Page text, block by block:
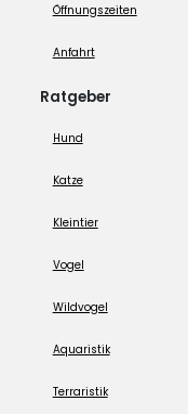
Öffnungszeiten
Anfahrt
Ratgeber
Hund
Katze
Kleintier
Vogel
Wildvogel
Aquaristik
Terraristik